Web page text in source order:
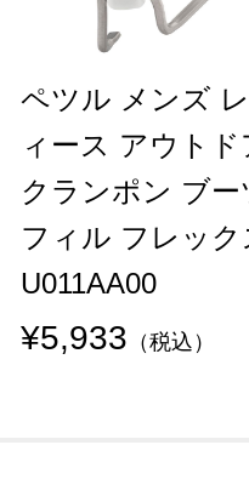
ペツル メンズ
ィース アウトド
クランポン ブー
フィル フレック
U011AA00
¥5,933 （税込）